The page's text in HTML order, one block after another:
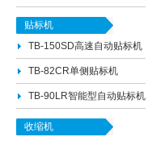
贴标机
TB-150SD高速自动贴标机
TB-82CR单侧贴标机
TB-90LR智能型自动贴标机
收缩机